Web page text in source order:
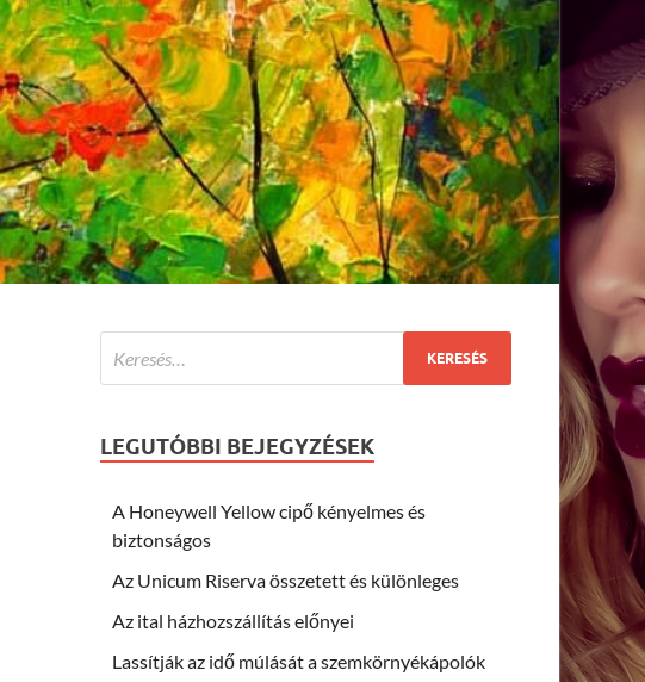
LEGUTÓBBI BEJEGYZÉSEK
A Honeywell Yellow cipő kényelmes és
biztonságos
Az Unicum Riserva összetett és különleges
Az ital házhozszállítás előnyei
Lassítják az idő múlását a szemkörnyékápolók